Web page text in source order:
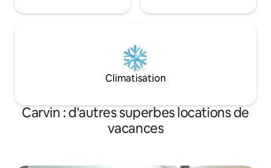
Climatisation
Carvin : d'autres superbes locations de
vacances